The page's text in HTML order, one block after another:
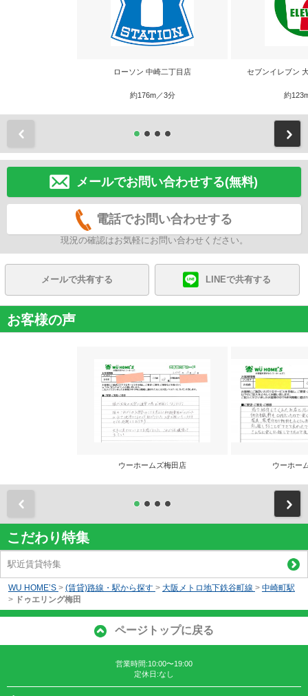
ローソン 中崎二丁目店
約176m／3分
セブンイレブン
約
メールでお問い合わせする(無料)
電話でお問い合わせする
現況の確認はお気軽にお問い合わせください。
メールで共有する LINEで共有する
お客様の声
ウーホームズ梅田店 ウーホー
こだわり特集
駅近賃貸特集
WU HOME’S > (賃貸)路線・駅から探す > 大阪メトロ地下鉄谷町線 > 中崎町駅
> ドゥエリング梅田
ページトップに戻る
営業時間:10:00〜19:00
定休日:なし